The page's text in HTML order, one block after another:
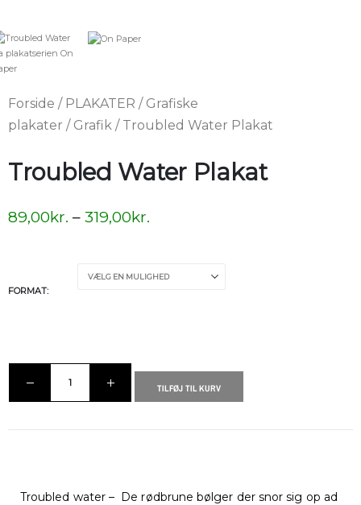
Forside / PLAKATER / Grafiske
plakater / Grafik / Troubled Water Plakat
Troubled Water Plakat
89,00kr. – 319,00kr.
FORMAT
TILFØJ TIL KURV
Troubled water – De rødbrune bølger der snor sig op ad